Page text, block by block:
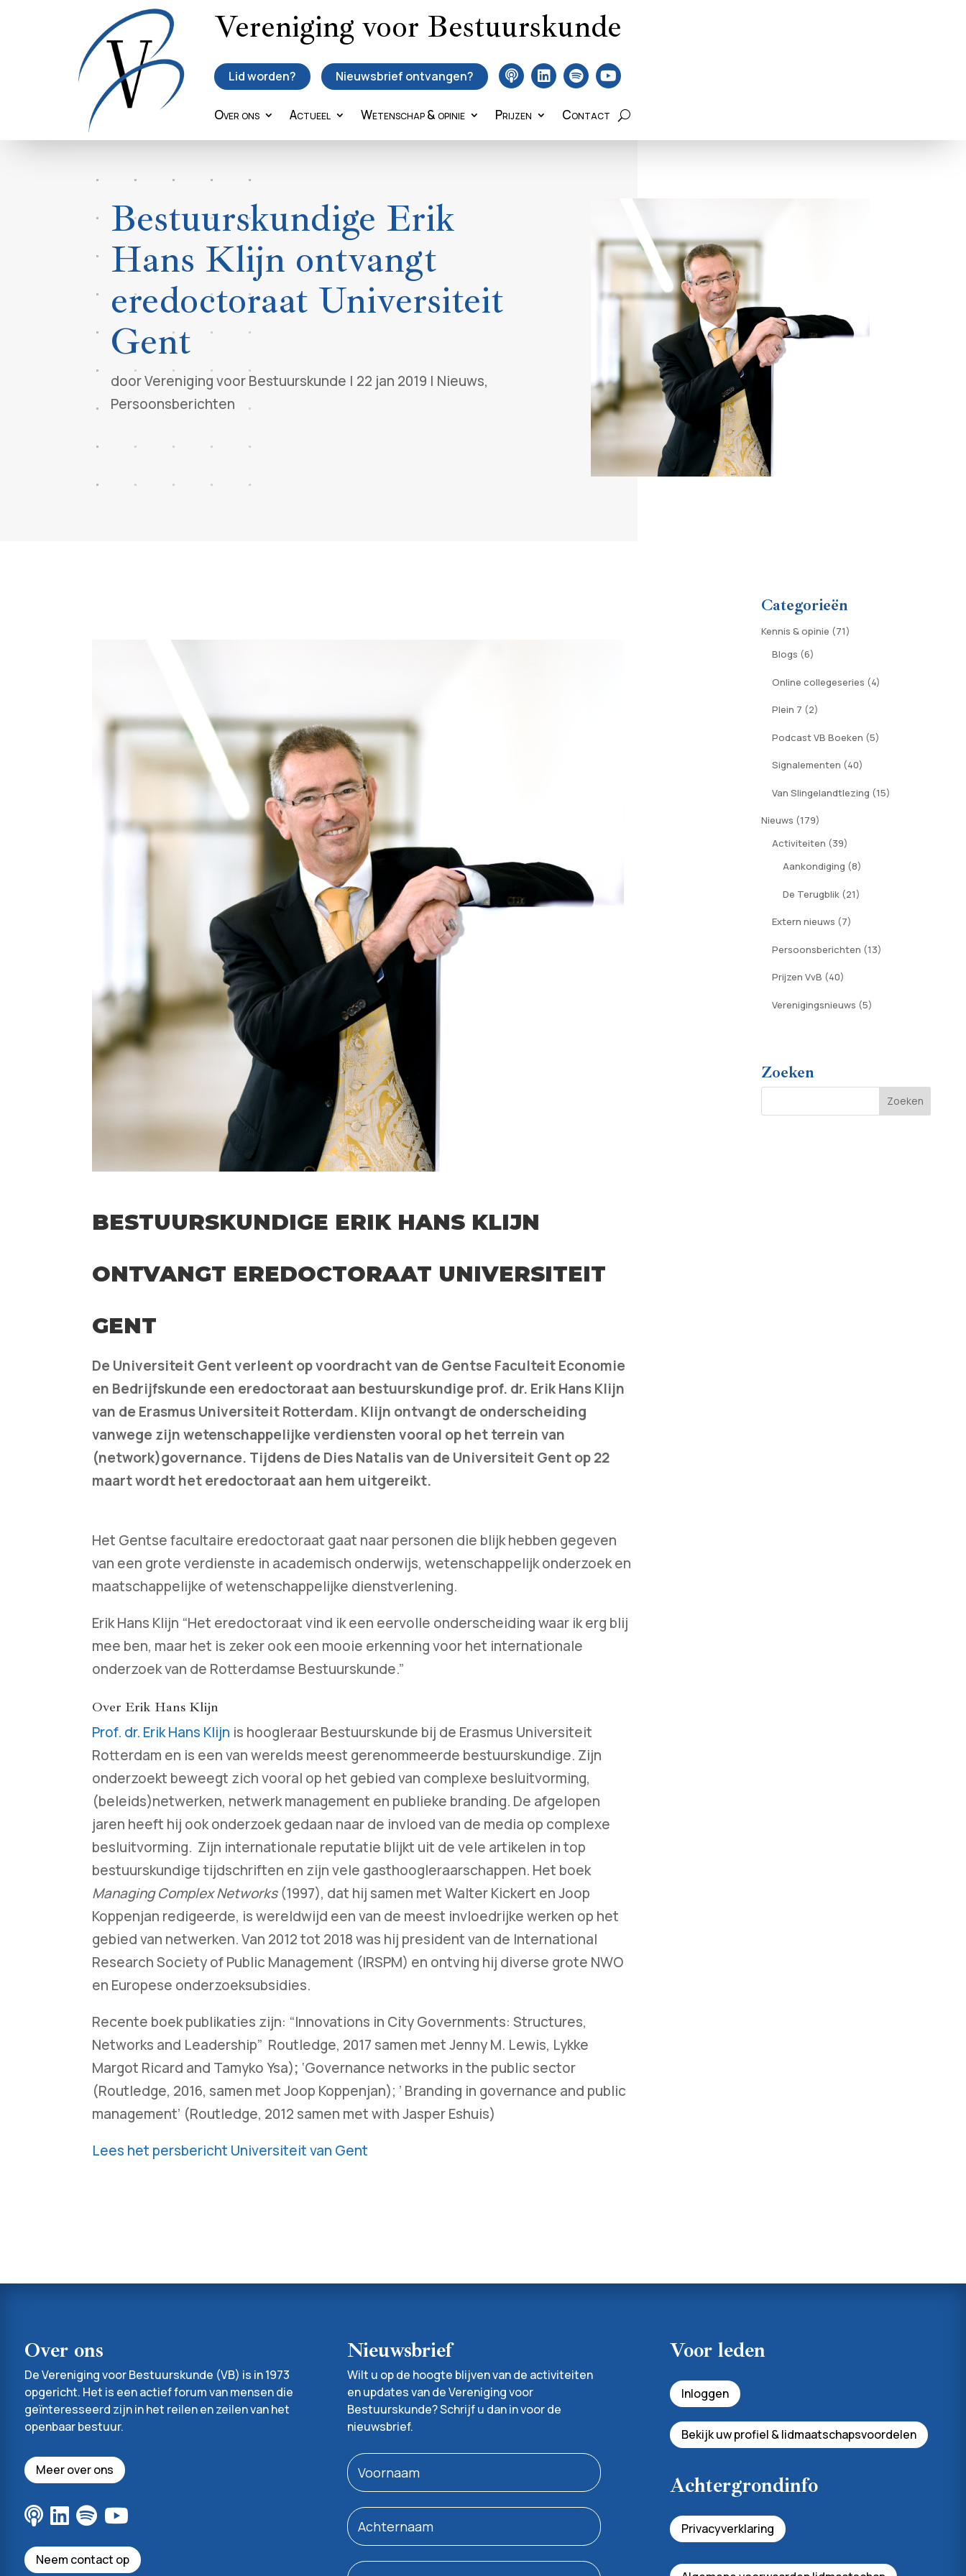
Vereniging voor Bestuurskunde
Lid worden? Nieuwsbrief ontvangen?
Over ons Actueel Wetenschap & opinie Prijzen Contact
Bestuurskundige Erik
Hans Klijn ontvangt
eredoctoraat Universiteit
Gent
doorVereniging voor Bestuurskunde | 22 jan 2019 | Nieuws,
Persoonsberichten
BESTUURSKUNDIGE ERIK HANS KLIJN
ONTVANGT EREDOCTORAAT UNIVERSITEIT
GENT
De Universiteit Gent verleent op voordracht van de Gentse Faculteit Economie
en Bedrijfskunde een eredoctoraat aan bestuurskundige prof. dr. Erik Hans Klijn
van de Erasmus Universiteit Rotterdam. Klijn ontvangt de onderscheiding
vanwege zijn wetenschappelijke verdiensten vooral op het terrein van
(network)governance. Tijdens de Dies Natalis van de Universiteit Gent op 22
maart wordt het eredoctoraat aan hem uitgereikt.
Het Gentse facultaire eredoctoraat gaat naar personen die blijk hebben gegeven
van een grote verdienste in academisch onderwijs, wetenschappelijk onderzoek en
maatschappelijke of wetenschappelijke dienstverlening.
Erik Hans Klijn “Het eredoctoraat vind ik een eervolle onderscheiding waar ik erg blij
mee ben, maar het is zeker ook een mooie erkenning voor het internationale
onderzoek van de Rotterdamse Bestuurskunde.”
Over Erik Hans Klijn
Prof. dr. Erik Hans Klijn is hoogleraar Bestuurskunde bij de Erasmus Universiteit
Rotterdam en is een van werelds meest gerenommeerde bestuurskundige. Zijn
onderzoekt beweegt zich vooral op het gebied van complexe besluitvorming,
(beleids)netwerken, netwerk management en publieke branding. De afgelopen
jaren heeft hij ook onderzoek gedaan naar de invloed van de media op complexe
besluitvorming. Zijn internationale reputatie blijkt uit de vele artikelen in top
bestuurskundige tijdschriften en zijn vele gasthoogleraarschappen. Het boek
Managing Complex Networks(1997), dat hij samen met Walter Kickert en Joop
Koppenjan redigeerde, is wereldwijd een van de meest invloedrijke werken op het
gebied van netwerken. Van 2012 tot 2018 was hij president van de International
Research Society of Public Management (IRSPM) en ontving hij diverse grote NWO
en Europese onderzoeksubsidies.
Recente boek publikaties zijn: “Innovations in City Governments: Structures,
Networks and Leadership” Routledge, 2017 samen met Jenny M. Lewis, Lykke
Margot Ricard and Tamyko Ysa); ‘Governance networks in the public sector
(Routledge, 2016, samen met Joop Koppenjan); ’ Branding in governance and public
management’ (Routledge, 2012 samen met with Jasper Eshuis)
Lees het persbericht Universiteit van Gent
Categorieën
Kennis & opinie (71)
Blogs (6)
Online collegeseries (4)
Plein 7 (2)
Podcast VB Boeken (5)
Signalementen (40)
Van Slingelandtlezing (15)
Nieuws (179)
Activiteiten (39)
Aankondiging (8)
De Terugblik(21)
Extern nieuws (7)
Persoonsberichten (13)
Prijzen VvB (40)
Verenigingsnieuws (5)
Zoeken
Over ons
De Vereniging voor Bestuurskunde (VB) is in 1973
opgericht. Het is een actief forum van mensen die
geïnteresseerd zijn in het reilen en zeilen van het
openbaar bestuur.
Meer over ons
Neem contact op
Nieuwsbrief
Wilt u op de hoogte blijven van de activiteiten
en updates van de Vereniging voor
Bestuurskunde? Schrijf u dan in voor de
nieuwsbrief.
Voor leden
Inloggen
Bekijk uw profiel & lidmaatschapsvoordelen
Achtergrondinfo
Privacyverklaring